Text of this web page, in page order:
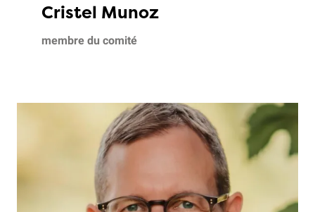
Cristel Munoz
membre du comité